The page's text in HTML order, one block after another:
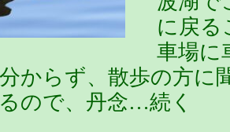
に戻
車場に
からず、散歩の方に
ので、丹念…続く